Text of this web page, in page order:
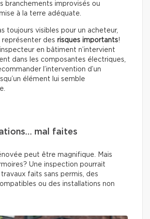
branchements improvisés ou
à la terre adéquate.
toujours visibles pour un acheteur,
représenter des risques importants!
en bâtiment n’intervient
dans les composantes électriques,
l’intervention d’un
élément lui semble
mal faites
peut être magnifique. Mais
Une inspection pourrait
faits sans permis, des
ou des installations non